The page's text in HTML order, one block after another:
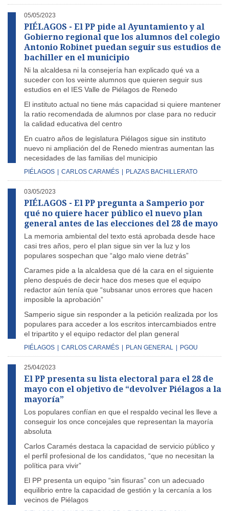
05/05/2023
PIÉLAGOS - El PP pide al Ayuntamiento y al
Gobierno regional que los alumnos del colegio
Antonio Robinet puedan seguir sus estudios de
bachiller en el municipio
Ni la alcaldesa ni la consejería han explicado qué va a
suceder con los veinte alumnos que quieren seguir sus
estudios en el IES Valle de Piélagos de Renedo
El instituto actual no tiene más capacidad si quiere mantener
la ratio recomendada de alumnos por clase para no reducir
la calidad educativa del centro
En cuatro años de legislatura Piélagos sigue sin instituto
nuevo ni ampliación del de Renedo mientras aumentan las
necesidades de las familias del municipio
PIÉLAGOS CARLOS CARAMÉS PLAZAS BACHILLERATO
03/05/2023
PIÉLAGOS - El PP pregunta a Samperio por
qué no quiere hacer público el nuevo plan
general antes de las elecciones del 28 de mayo
La memoria ambiental del texto está aprobada desde hace
casi tres años, pero el plan sigue sin ver la luz y los
populares sospechan que “algo malo viene detrás”
Carames pide a la alcaldesa que dé la cara en el siguiente
pleno después de decir hace dos meses que el equipo
redactor aún tenía que “subsanar unos errores que hacen
imposible la aprobación”
Samperio sigue sin responder a la petición realizada por los
populares para acceder a los escritos intercambiados entre
el tripartito y el equipo redactor del plan general
PIÉLAGOS CARLOS CARAMÉS PLAN GENERAL PGOU
25/04/2023
El PP presenta su lista electoral para el 28 de
mayo con el objetivo de “devolver Piélagos a la
mayoría”
Los populares confían en que el respaldo vecinal les lleve a
conseguir los once concejales que representan la mayoría
absoluta
Carlos Caramés destaca la capacidad de servicio público y
el perfil profesional de los candidatos, “que no necesitan la
política para vivir”
El PP presenta un equipo “sin fisuras” con un adecuado
equilibrio entre la capacidad de gestión y la cercanía a los
vecinos de Piélagos